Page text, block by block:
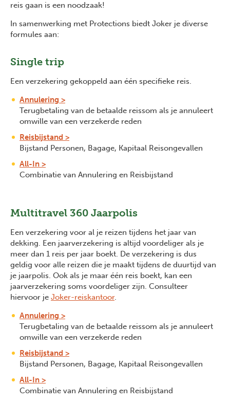
reis gaan is een noodzaak!
In samenwerking met Protections biedt Joker je diverse
formules aan:
Single trip
Een verzekering gekoppeld aan één specifieke reis.
Annulering >
Terugbetaling van de betaalde reissom als je annuleert
omwille van een verzekerde reden
Reisbijstand >
Bijstand Personen, Bagage, Kapitaal Reisongevallen
All-In >
Combinatie van Annulering en Reisbijstand
Multitravel 360 Jaarpolis
Een verzekering voor al je reizen tijdens het jaar van
dekking. Een jaarverzekering is altijd voordeliger als je
meer dan 1 reis per jaar boekt. De verzekering is dus
geldig voor alle reizen die je maakt tijdens de duurtijd van
je jaarpolis. Ook als je maar één reis boekt, kan een
jaarverzekering soms voordeliger zijn. Consulteer
hiervoor je Joker-reiskantoor.
Annulering >
Terugbetaling van de betaalde reissom als je annuleert
omwille van een verzekerde reden
Reisbijstand >
Bijstand Personen, Bagage, Kapitaal Reisongevallen
All-In >
Combinatie van Annulering en Reisbijstand